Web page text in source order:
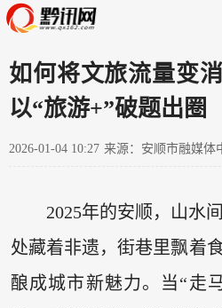
如何将文旅流量变
以“旅游+”破题出圈
2026-01-04 10:27 来源：安顺市融媒体
2025年的安顺，山水
处藏着非遗，街巷里飘着
酿成城市新魅力。当“走